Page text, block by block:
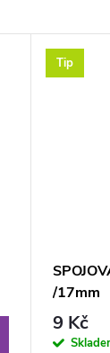
Tip
/17mm
9 Kč